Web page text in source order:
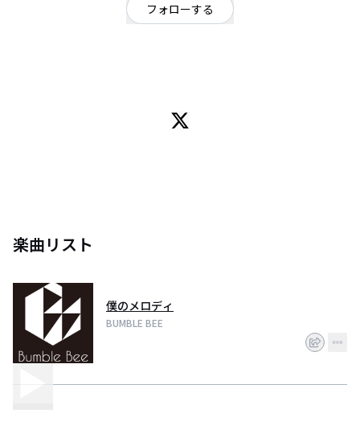
フォローする
楽曲リスト
僕のメロディ
BUMBLE BEE